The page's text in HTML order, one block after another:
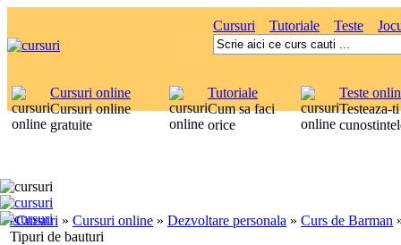
Cursuri Tutoriale Teste
Cursuri online
Cursuri online
gratuite
Tutoriale
Cum sa faci
orice
Teste
Testeaza-ti
eCursuri » Cursuri online » Dezvoltare personala » Curs de Barman
Tipuri de bauturi